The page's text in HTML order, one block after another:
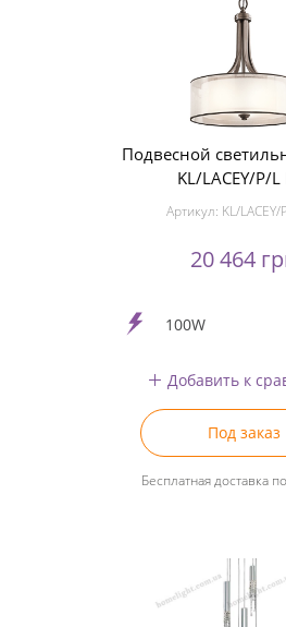
Подвесной
KL/LACEY/P/L
Артикул: KL/LACEY/
20 464
100W
Добавить к
Под заказ
Бесплатная доставка